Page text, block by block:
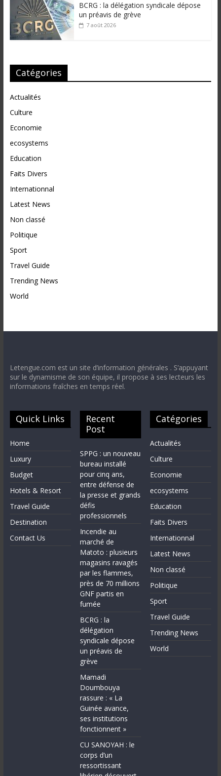
BCRG : la délégation syndicale dépose
un préavis de grève
7 août 2026
Catégories
Actualités
Culture
Economie
ecosystems
Education
Faits Divers
Internationnal
Latest News
Non classé
Politique
Sport
Travel Guide
Trending News
World
Letengue.com est un site d’information générales . S’appuyant
sur le dynamisme de son équipe, il propose à ses lecteurs les
informations fraîches en temps réel.
Quick Links
Home
Luxury
Budget
Hotels & Resort
Travel Guide
Destination
Contact Us
Recent
Post
SPPG : un nouveau
bureau installé
pour cinq ans,
entre défense de
la presse et grands
défis
professionnels
Incendie au
marché de
Matoto : plusieurs
magasins ravagés
par les flammes,
près de 70 millions
GNF partis en
fumée
BCRG : la
délégation
syndicale dépose
un préavis de
grève
Mamadi
Doumbouya
rassure : « La
Guinée avance,
ses institutions
fonctionnent »
CU SANOYAH : le
corps d’un
ressortissant
Catégories
Actualités
Culture
Economie
ecosystems
Education
Faits Divers
Internationnal
Latest News
Non classé
Politique
Sport
Travel Guide
Trending News
World